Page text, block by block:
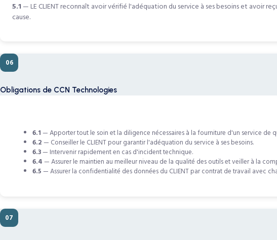
5.1— LE CLIENT reconnaît avoir vérifié l'adéquation du service à ses besoins et avoir
cause.
06
Obligations de CCN Technologies
6.1— Apporter tout le soin et la diligence nécessaires à la fourniture d'un service de
6.2— Conseiller le CLIENT pour garantir l'adéquation du service à ses besoins.
6.3— Intervenir rapidement en cas d'incident technique.
6.4— Assurer le maintien au meilleur niveau de la qualité des outils et veiller à la
6.5— Assurer la confidentialité des données du CLIENT par contrat de travail avec
07